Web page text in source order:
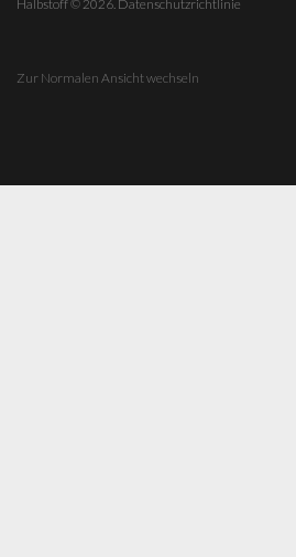
Halbstoff©2026. Datenschutzrichtlinie
Zur Normalen Ansicht wechseln